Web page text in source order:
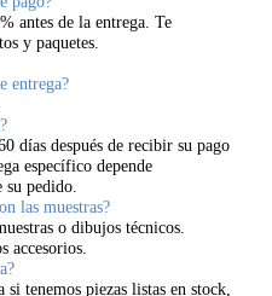
antes de la entrega. Te
y paquetes.
entrega?
días después de recibir su pago
específico depende
su pedido.
las muestras?
o dibujos técnicos.
accesorios.
tenemos piezas listas en stock,